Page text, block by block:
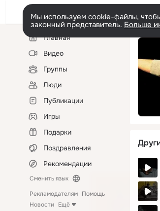
Мы используем cookie-файлы,
законный представитель. Больше
Левая
колонкаГлавная
Видео
Группы
Люди
Публикации
Игры
Подарки
Поздравления
Рекомендации
Сменить язык
Рекламодателям Помощь
Новости Ещё